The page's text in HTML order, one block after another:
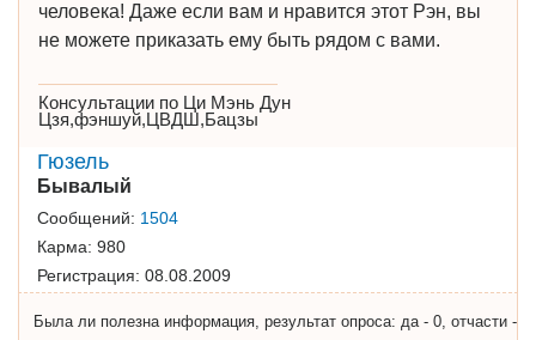
человека! Даже если вам и нравится этот Рэн, вы
не можете приказать ему быть рядом с вами.
Консультации по Ци Мэнь Дун
Цзя,фэншуй,ЦВДШ,Бацзы
Гюзель
Бывалый
Сообщений: 1504
Карма: 980
Регистрация: 08.08.2009
Была ли полезна информация, результат опроса: да - 0, отчасти -